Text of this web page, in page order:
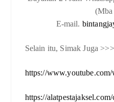
E-mail.
Selain itu, Simak Juga >>>
https://
https://